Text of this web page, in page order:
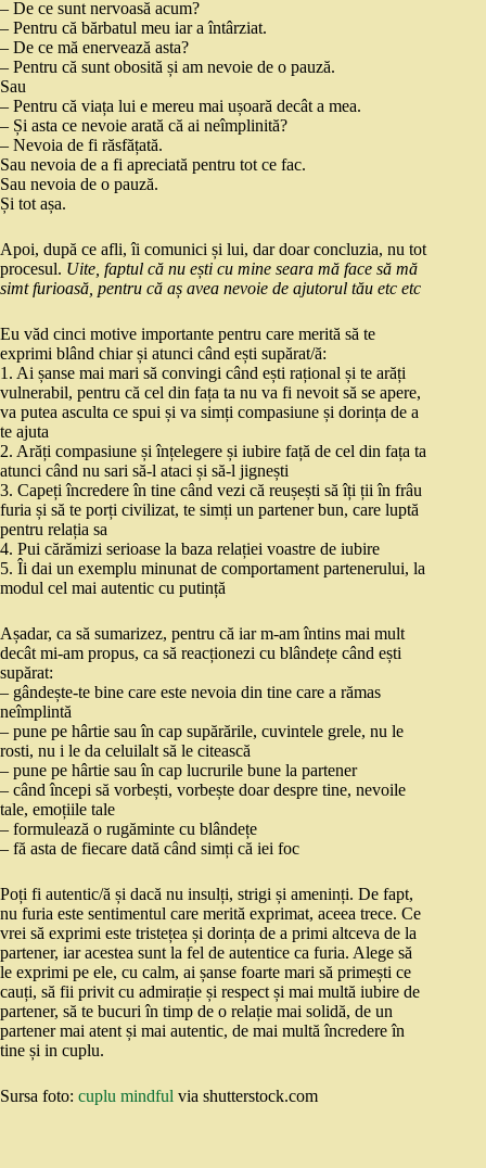
– De ce sunt nervoasă acum?
– Pentru că bărbatul meu iar a întârziat.
– De ce mă enervează asta?
– Pentru că sunt obosită și am nevoie de o pauză.
Sau
– Pentru că viața lui e mereu mai ușoară decât a mea.
– Și asta ce nevoie arată că ai neîmplinită?
– Nevoia de fi răsfățată.
Sau nevoia de a fi apreciată pentru tot ce fac.
Sau nevoia de o pauză.
Și tot așa.
Apoi, după ce afli, îi comunici și lui, dar doar concluzia, nu tot
procesul. Uite, faptul că nu ești cu mine seara mă face să mă
simt furioasă, pentru că aș avea nevoie de ajutorul tău etc etc
Eu văd cinci motive importante pentru care merită să te
exprimi blând chiar și atunci când ești supărat/ă:
1. Ai șanse mai mari să convingi când ești rațional și te arăți
vulnerabil, pentru că cel din fața ta nu va fi nevoit să se apere,
va putea asculta ce spui și va simți compasiune și dorința de a
te ajuta
2. Arăți compasiune și înțelegere și iubire față de cel din fața ta
atunci când nu sari să-l ataci și să-l jignești
3. Capeți încredere în tine când vezi că reușești să îți ții în frâu
furia și să te porți civilizat, te simți un partener bun, care luptă
pentru relația sa
4. Pui cărămizi serioase la baza relației voastre de iubire
5. Îi dai un exemplu minunat de comportament partenerului, la
modul cel mai autentic cu putință
Așadar, ca să sumarizez, pentru că iar m-am întins mai mult
decât mi-am propus, ca să reacționezi cu blândețe când ești
supărat:
– gândește-te bine care este nevoia din tine care a rămas
neîmplintă
– pune pe hârtie sau în cap supărările, cuvintele grele, nu le
rosti, nu i le da celuilalt să le citească
– pune pe hârtie sau în cap lucrurile bune la partener
– când începi să vorbești, vorbește doar despre tine, nevoile
tale, emoțiile tale
– formulează o rugăminte cu blândețe
– fă asta de fiecare dată când simți că iei foc
Poți fi autentic/ă și dacă nu insulți, strigi și ameninți. De fapt,
nu furia este sentimentul care merită exprimat, aceea trece. Ce
vrei să exprimi este tristețea și dorința de a primi altceva de la
partener, iar acestea sunt la fel de autentice ca furia. Alege să
le exprimi pe ele, cu calm, ai șanse foarte mari să primești ce
cauți, să fii privit cu admirație și respect și mai multă iubire de
partener, să te bucuri în timp de o relație mai solidă, de un
partener mai atent și mai autentic, de mai multă încredere în
tine și in cuplu.
Sursa foto: cuplu mindful via shutterstock.com